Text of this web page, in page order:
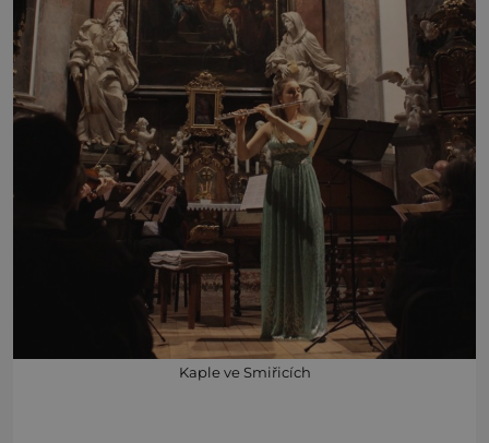
Kaple ve Smiřicích